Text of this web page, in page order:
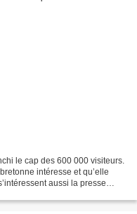
le cap des 600 000 visiteurs.
intéresse et qu’elle
aussi la presse